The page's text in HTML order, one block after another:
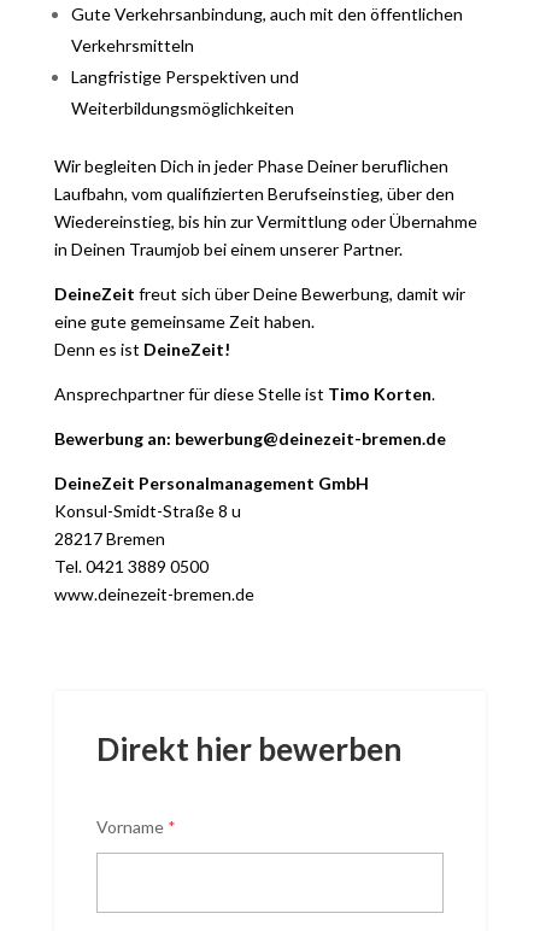
Gute Verkehrsanbindung, auch mit den öffentlichen
Verkehrsmitteln
Langfristige Perspektiven und
Weiterbildungsmöglichkeiten
Wir begleiten Dich in jeder Phase Deiner beruflichen
Laufbahn, vom qualifizierten Berufseinstieg, über den
Wiedereinstieg, bis hin zur Vermittlung oder Übernahme
in Deinen Traumjob bei einem unserer Partner.
DeineZeit freut sich über Deine Bewerbung, damit wir
eine gute gemeinsame Zeit haben.
Denn es ist DeineZeit!
Ansprechpartner für diese Stelle ist Timo Korten.
Bewerbung an: bewerbung@deinezeit-bremen.de
DeineZeit Personalmanagement GmbH
Konsul-Smidt-Straße 8 u
28217 Bremen
Tel. 0421 3889 0500
www.deinezeit-bremen.de
Direkt hier bewerben
Vorname *